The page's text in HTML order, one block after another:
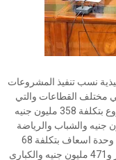
نسب تنفيذ المشروعات
مختلف القطاعات والتي
تتضمن مجمعات خدمات المواطنين بعدد 35 مشروع بتكلفة 358 مليون جنيه
35 مشروع بتكلفة 259 مليون جنيه والشباب والرياضة
82 مشروع بتكلفة 266 مليون جنيه والاسعاف 39 وحدة اسعاف بتكلفة 68
مليون جنيه والصحة 137 وحدة صحية بتكلفة مليار و471 مليون جنيه والكبارى